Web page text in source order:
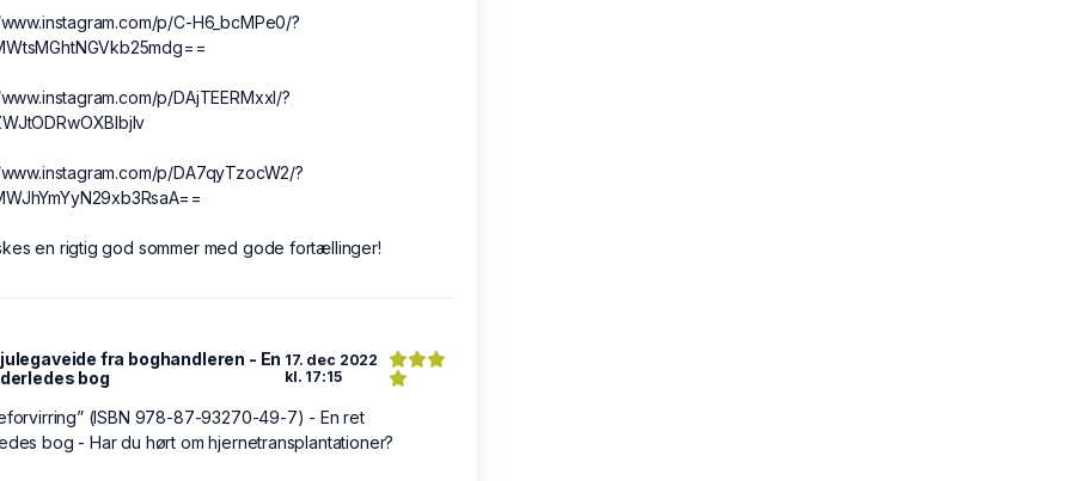
p/C-H6_bcMPe0/?
p/DAjTEERMxxI/?
p/DA7qyTzocW2/?
en rigtig god sommer med gode fortællinger!
fra boghandleren - En
bog
17. dec 2022
kl. 17:15
(ISBN 978-87-93270-49-7) - En ret
bog - Har du hørt om hjernetransplantationer?